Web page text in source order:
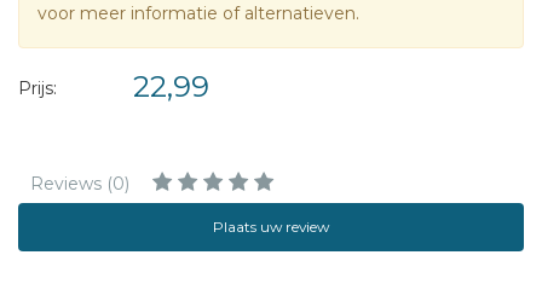
voor meer informatie of alternatieven.
Prijs: 22,99
Reviews (0)
Plaats uw review